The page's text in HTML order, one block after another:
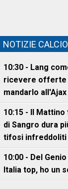
NOTIZIE
10:30 - Lang
ricevere offerte
mandarlo all'Ajax
10:15 - Il
di Sangro dura
tifosi infreddoliti
10:00 - Del
Italia top, ho un